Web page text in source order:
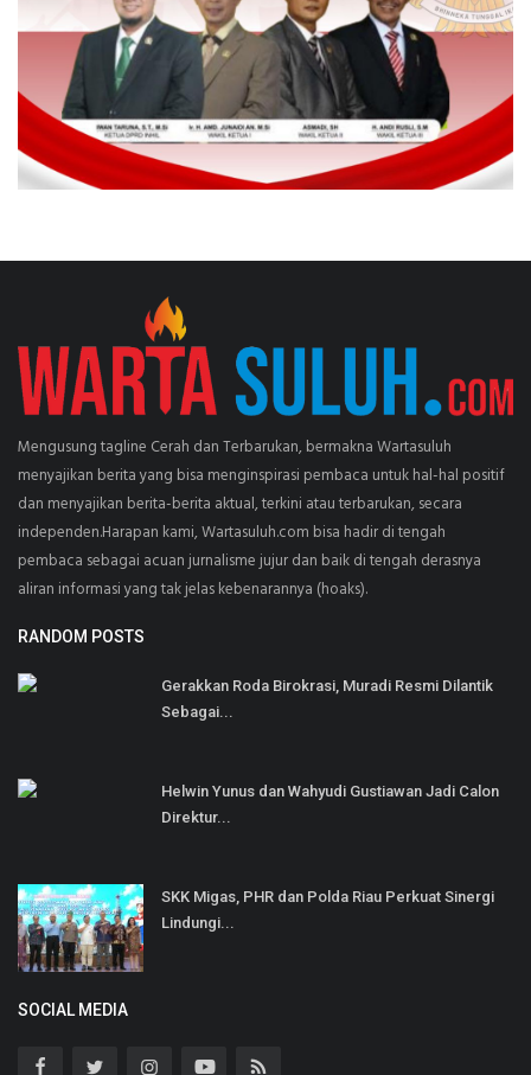
Mengusung tagline Cerah dan Terbarukan, bermakna Wartasuluh
menyajikan berita yang bisa menginspirasi pembaca untuk hal-hal positif
dan menyajikan berita-berita aktual, terkini atau terbarukan, secara
independen.Harapan kami, Wartasuluh.com bisa hadir di tengah
pembaca sebagai acuan jurnalisme jujur dan baik di tengah derasnya
aliran informasi yang tak jelas kebenarannya (hoaks).
RANDOM POSTS
Gerakkan Roda Birokrasi, Muradi Resmi Dilantik
Sebagai...
Helwin Yunus dan Wahyudi Gustiawan Jadi Calon
Direktur...
SKK Migas, PHR dan Polda Riau Perkuat Sinergi
Lindungi...
SOCIAL MEDIA